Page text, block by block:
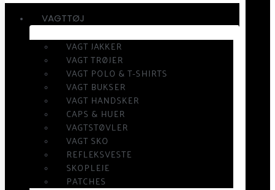
VAGTTØJ
VAGT JAKKER
VAGT TRØJER
VAGT POLO & T-SHIRTS
VAGT BUKSER
VAGT HANDSKER
CAPS & HUER
VAGTSTØVLER
VAGT SKO
REFLEKSVESTE
SKOPLEJE
PATCHES